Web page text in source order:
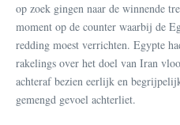
op zoek gingen naar de winnende
moment op de counter waarbij de
redding moest verrichten. Egypte
rakelings over het doel van Iran
achteraf bezien eerlijk en
gemengd gevoel achterliet.